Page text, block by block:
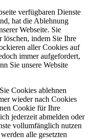
verfügbaren Dienste
hat die Ablehnung
Webseite. Sie
löschen, indem Sie Ihre
aller Cookies auf
immer aufgefordert,
Sie unsere Website
Cookies ablehnen
wieder nach Cookies
Cookie für Ihre
jederzeit abmelden oder
vollumfänglich nutzen
alle gesetzten